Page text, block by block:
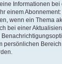
Informationen
einem
wenn ein Thema
bei einer
persönlichen